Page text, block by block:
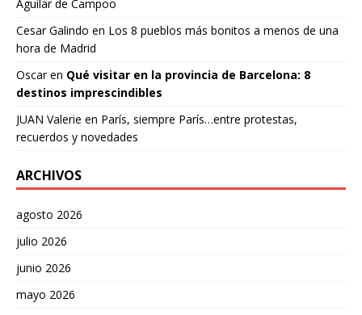
Aguilar de Campoo
Cesar Galindo en Los 8 pueblos más bonitos a menos de una
hora de Madrid
Oscaren Qué visitar en la provincia de Barcelona: 8
destinos imprescindibles
JUAN Valerie en París, siempre París…entre protestas,
recuerdos y novedades
ARCHIVOS
agosto 2026
julio 2026
junio 2026
mayo 2026